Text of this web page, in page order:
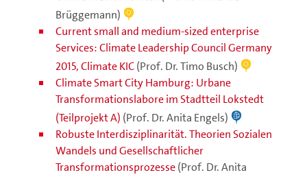
Brüggemann)
Current small and medium-sized enterprise
Services: Climate Leadership Council Germany
2015, Climate KIC(Prof. Dr. Timo Busch)
Climate Smart City Hamburg: Urbane
Transformationslabore im Stadtteil Lokstedt
(Teilprojekt A) (Prof. Dr. Anita Engels)
Robuste Interdisziplinarität. Theorien Sozialen
Wandels und Gesellschaftlicher
Transformationsprozesse(Prof. Dr. Anita